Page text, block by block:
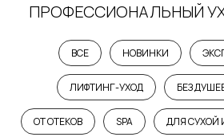
ПРОФЕССИОНАЛЬНЫЙ
ВСЕ НОВИНКИ
ЛИФТИНГ-УХОД БЕЗ
ОТ ОТЕКОВ SPA ДЛЯ СУХОЙ